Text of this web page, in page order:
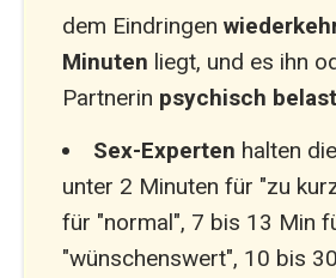
dem Eindringen
Minuten liegt, und es ihn
Partnerin psychisch
Sex-Experten halten
unter 2 Minuten für "zu
für "normal", 7 bis 13 Min
"wünschenswert", 10 bis